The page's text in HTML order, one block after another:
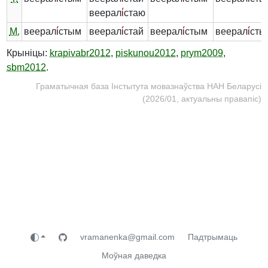
веералі́стаю
М. веералі́стым веералі́стай веералі́стым веералі́
Крыніцы: krapivabr2012, piskunou2012, prym2009,
sbm2012.
Граматычная база Інстытута мовазнаўства НАН Беларусі
(2026/01, актуальны правапіс)
vramanenka@gmail.com
Падтрымаць
Моўная даведка